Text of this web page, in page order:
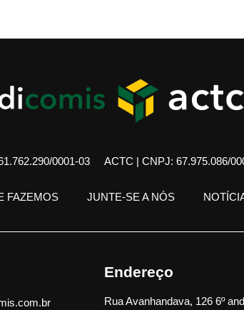
0001-03 ACTC | CNPJ: 67.975.086/
FAZEMOS JUNTE-SE A NÓS
Endereço
Rua Avanhandava, 126 6º